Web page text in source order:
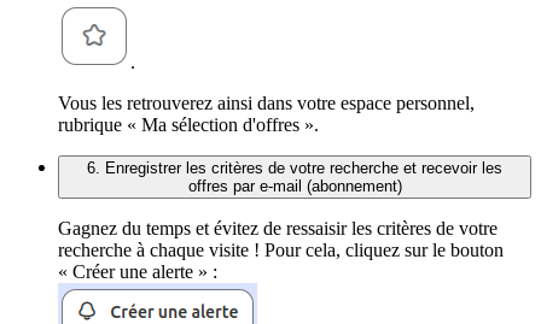
.
Vous les retrouverez ainsi dans votre espace personnel,
rubrique « Ma sélection d'offres ».
6. Enregistrer les critères de votre recherche et recevoir les
offres par e-mail (abonnement)
Gagnez du temps et évitez de ressaisir les critères de votre
recherche à chaque visite ! Pour cela, cliquez sur le bouton
« Créer une alerte » :